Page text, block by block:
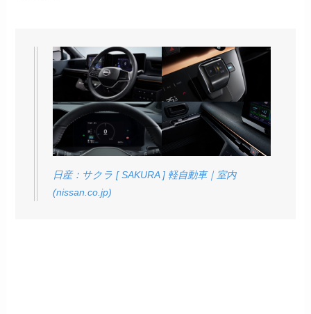
日産：サクラ [ SAKURA ] 軽自動車｜室内
(nissan.co.jp)